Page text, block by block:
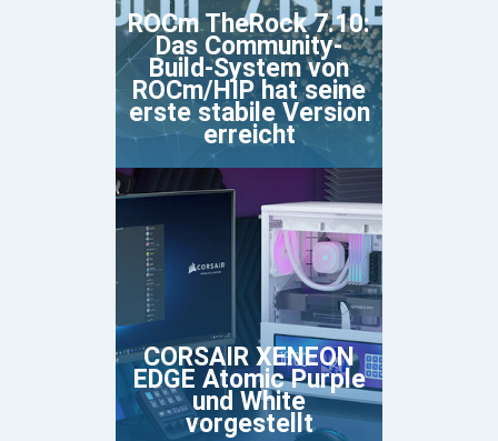
ROCm TheRock 7.10:
Das Community-
Build-System von
ROCm/HIP hat seine
erste stabile Version
erreicht
CORSAIR XENEON
EDGE Atomic Purple
und White
vorgestellt